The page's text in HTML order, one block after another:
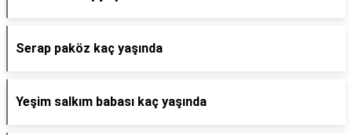
Serap paköz kaç yaşında
Yeşim salkım babası kaç yaşında